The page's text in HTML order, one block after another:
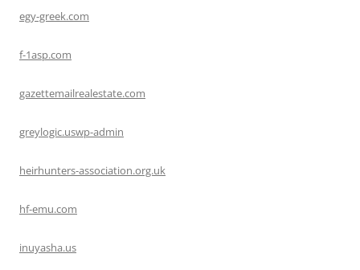
egy-greek.com
f-1asp.com
gazettemailrealestate.com
greylogic.uswp-admin
heirhunters-association.org.uk
hf-emu.com
inuyasha.us